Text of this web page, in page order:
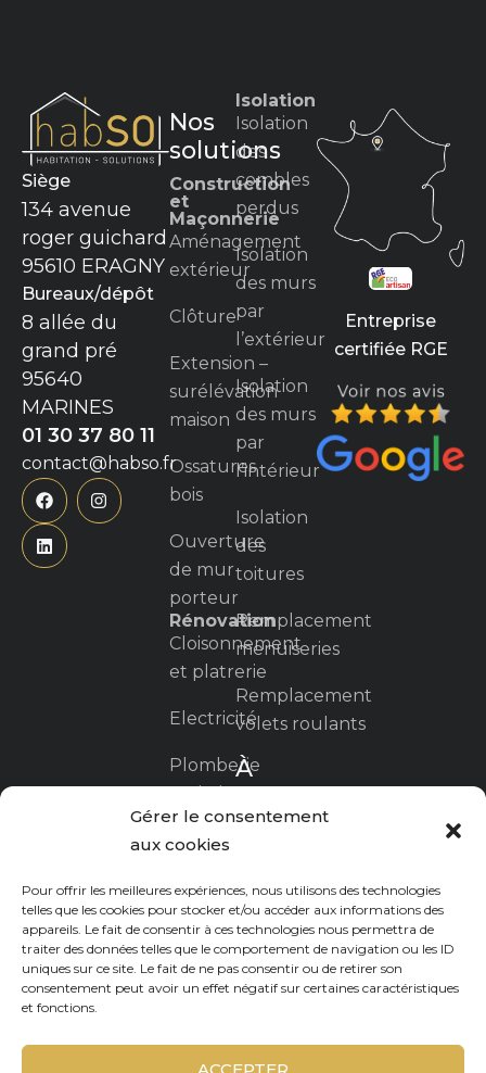
Gérer le consentement
aux cookies
Pour offrir les meilleures expériences, nous utilisons des technologies
telles que les cookies pour stocker et/ou accéder aux informations des
appareils. Le fait de consentir à ces technologies nous permettra de
traiter des données telles que le comportement de navigation ou les ID
uniques sur ce site. Le fait de ne pas consentir ou de retirer son
consentement peut avoir un effet négatif sur certaines caractéristiques
et fonctions.
ACCEPTER
Siège
134 avenue
roger guichard
95610 ERAGNY
Bureaux/dépôt
8 allée du
grand pré
95640
MARINES
01 30 37 80 11
contact@habso.fr
Nos
solutions
Construction
et
Maçonnerie
Aménagement
extérieur
Clôture
Extension –
surélévation
maison
Ossatures
bois
Ouverture
de mur
porteur
Rénovation
Cloisonnement
et platrerie
Electricité
Plomberie
sanitaire
Ravalement
sur façade
Isolation
Isolation
des
combles
perdus
Isolation
des murs
par
l’extérieur
Isolation
des murs
par
l’intérieur
Isolation
des
toitures
Remplacement
menuiseries
Remplacement
volets roulants
À
propos
RGE
Nous
contacter
légales
Entreprise
certifiée RGE